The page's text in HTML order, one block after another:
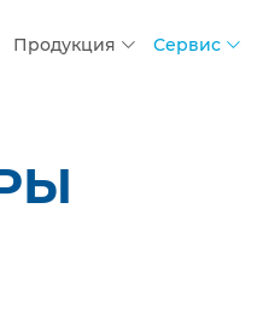
Продукция Сервис